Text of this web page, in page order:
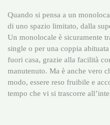
Quando si pensa a un
di uno spazio limitato, dalla
Un monolocale è sicuramente
single o per una coppia
fuori casa, grazie alla facilità
manutenuto. Ma è anche vero
modo, essere reso fruibile e
tempo che vi si trascorre